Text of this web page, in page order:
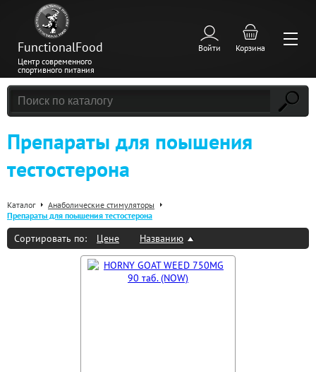
FunctionalFood
Центр современного
спортивного питания
Войти Корзина
Препараты для поышения
тестостерона
Каталог
Анаболические стимуляторы
Препараты для поышения тестостерона
Сортировать по: Цене Названию